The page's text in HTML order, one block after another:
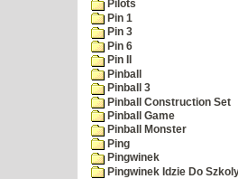
Pilots
Pin 1
Pin 3
Pin 6
Pin II
Pinball
Pinball 3
Pinball Construction Set
Pinball Game
Pinball Monster
Ping
Pingwinek
Pingwinek Idzie Do